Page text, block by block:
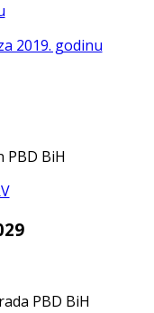
2019. godinu
BiH
PBD BiH